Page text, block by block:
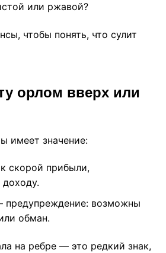
или ржавой?
чтобы понять, что сулит
орлом вверх или
имеет значение:
скорой прибыли,
возможны
обман.
на ребре — это редкий знак,